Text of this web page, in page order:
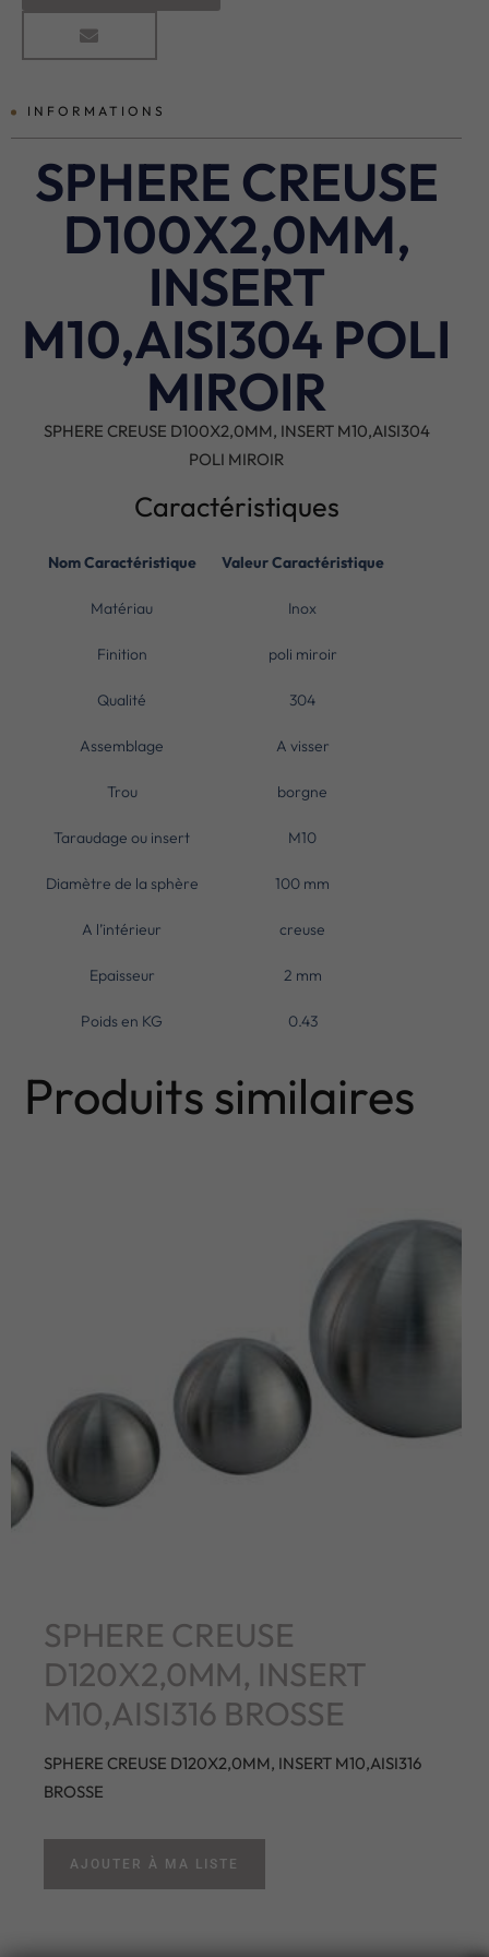
INFORMATIONS
SPHERE CREUSE
D100X2,0MM,
INSERT
M10,AISI304 POLI
MIROIR
SPHERE CREUSE D100X2,0MM, INSERT M10,AISI304
POLI MIROIR
Caractéristiques
Nom Caractéristique Valeur Caractéristique
Matériau Inox
Finition poli miroir
Qualité 304
Assemblage A visser
Trou borgne
Taraudage ou insert M10
Diamètre de la sphère 100 mm
A l’intérieur creuse
Epaisseur 2 mm
Poids en KG 0.43
Produits similaires
SPHERE CREUSE
D120X2,0MM, INSERT
M10,AISI316 BROSSE
SPHERE CREUSE D120X2,0MM, INSERT M10,AISI316
BROSSE
AJOUTER À MA LISTE